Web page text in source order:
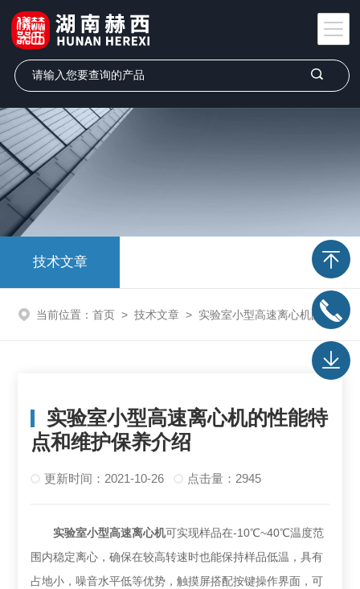
技术文章
当前位置： 首页 > 技术文章 > 实验室小型高速离心机的性能特点和维护保养介绍
实验室小型高速离心机的性能特
点和维护保养介绍
更新时间：2021-10-26 点击量：2945
实验室小型高速离心机可实现样品在-10℃~40℃温度范
围内稳定离心，确保在较高转速时也能保持样品低温，具有
占地小，噪音水平低等优势，触摸屏搭配按键操作界面，可